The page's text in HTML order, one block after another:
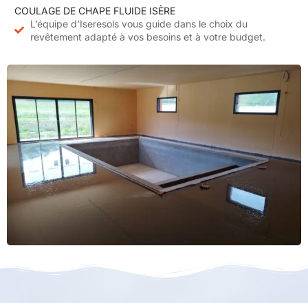
COULAGE DE CHAPE FLUIDE ISÈRE
L’équipe d’Iseresols vous guide dans le choix du
revêtement adapté à vos besoins et à votre budget.